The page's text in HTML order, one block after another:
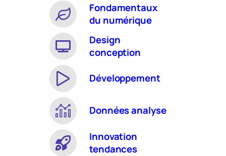
Fondamentaux
du numérique
Design
conception
Développement
Données analyse
Innovation
tendances